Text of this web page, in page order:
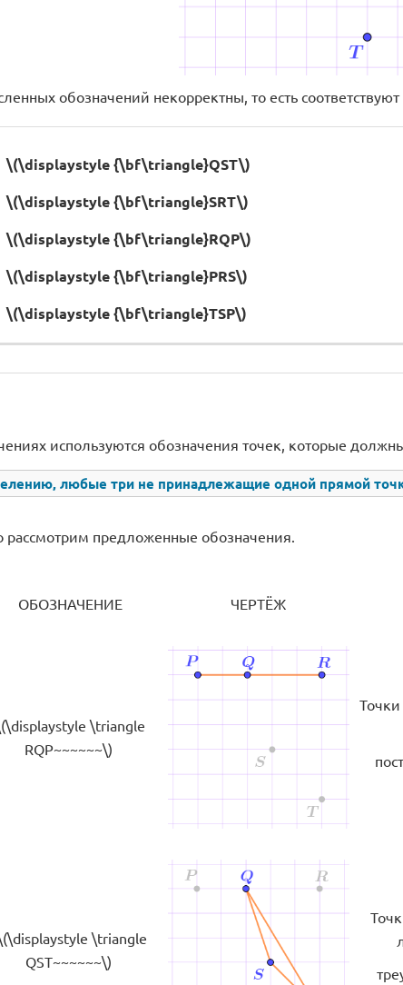
обозначений некорректны, то есть
\(\displaystyle {\bf\triangle}QST\)
\(\displaystyle {\bf\triangle}SRT\)
\(\displaystyle {\bf\triangle}RQP\)
\(\displaystyle {\bf\triangle}PRS\)
\(\displaystyle {\bf\triangle}TSP\)
используются обозначения точек, которые
любые три не принадлежащие одной прямой
рассмотрим предложенные обозначения.
ОБОЗНАЧЕНИЕ ЧЕРТЁЖ
\triangle
RQP~~~~~~\)
\triangle
QST~~~~~~\)